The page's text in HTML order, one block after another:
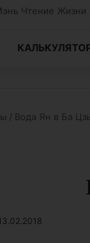
Чтение Жизни
/ Вода Ян в Ба